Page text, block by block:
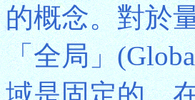
的概念。對於
「全局」